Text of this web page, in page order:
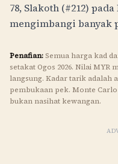
78, Slakoth (#212) pada
mengimbangi banyak
Penafian: Semua harga kad
setakat Ogos 2026. NilaiMYR
langsung. Kadar tarik adalah
pembukaan pek. Monte Carlo
bukan nasihat kewangan.